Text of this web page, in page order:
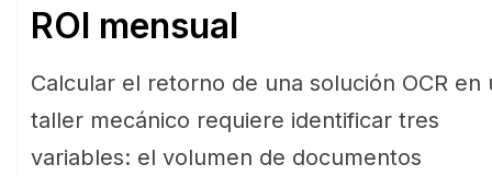
ROI mensual
Calcular el retorno de una solución OCR en
taller mecánico requiere identificar tres
variables: el volumen de documentos